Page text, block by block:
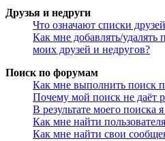
Друзья и недруги
Что означают списки
Как мне добавлять/удалять
моих друзей и недругов?
Поиск по форумам
Как мне выполнить поиск
Почему мой поиск не даёт
В результате моего поиска
Как мне найти
Как мне найти свои